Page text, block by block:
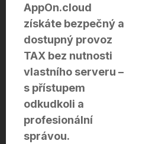
AppOn.cloud
získáte bezpečný a
dostupný provoz
TAX bez nutnosti
vlastního serveru –
s přístupem
odkudkoli a
profesionální
správou.